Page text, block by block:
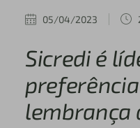
05/04/2023
Sicredi é
lembrança